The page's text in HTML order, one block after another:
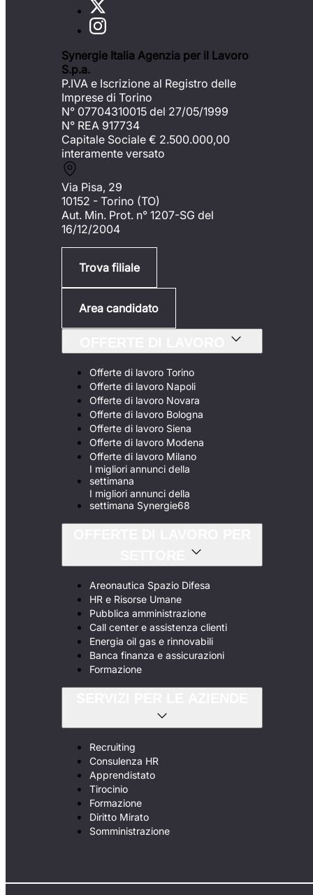
Synergie Italia Agenzia per il Lavoro
S.p.a.
P.IVA e Iscrizione al Registro delle
Imprese di Torino
N° 07704310015 del 27/05/1999
N° REA 917734
Capitale Sociale € 2.500.000,00
interamente versato
Via Pisa, 29
10152 - Torino (TO)
Aut. Min. Prot. n° 1207-SG del
16/12/2004
Trova filiale
Area candidato
Offerte di lavoro Torino
Offerte di lavoro Napoli
Offerte di lavoro Novara
Offerte di lavoro Bologna
Offerte di lavoro Siena
Offerte di lavoro Modena
Offerte di lavoro Milano
I migliori annunci della
settimana
I migliori annunci della
settimana Synergie68
Areonautica Spazio Difesa
HR e Risorse Umane
Pubblica amministrazione
Call center e assistenza clienti
Energia oil gas e rinnovabili
Banca finanza e assicurazioni
Formazione
Recruiting
Consulenza HR
Apprendistato
Tirocinio
Formazione
Diritto Mirato
Somministrazione